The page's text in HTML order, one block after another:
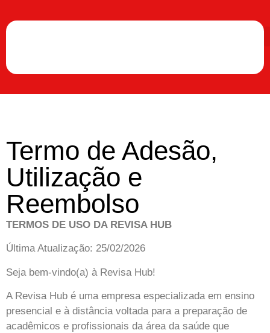
Termo de Adesão,
Utilização e
Reembolso
TERMOS DE USO DA REVISA HUB
Última Atualização: 25/02/2026
Seja bem-vindo(a) à Revisa Hub!
A Revisa Hub é uma empresa especializada em ensino
presencial e à distância voltada para a preparação de
acadêmicos e profissionais da área da saúde que